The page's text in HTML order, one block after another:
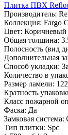
Плитка ПВХ
Производитель:
Коллекция: Fargo
Цвет: Коричневый
Общая толщина:
Полосность (вид
Дополнительная
Способ укладки:
Количество в
Размер ламели:
Кратность
Класс пожарной
Фаска: Да
Замковая система:
Тип плитки: Spc